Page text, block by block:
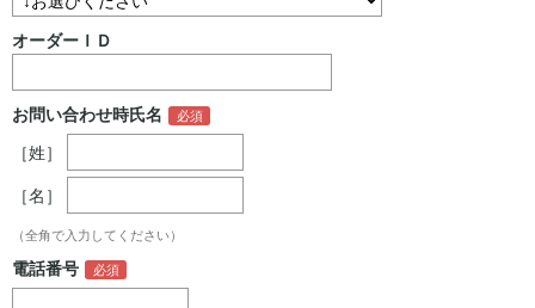
オーダーＩＤ
お問い合わせ時氏名
［姓］
［名］
（全角で入力してください）
電話番号